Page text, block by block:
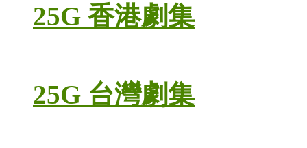
25G 香港劇集
25G 台灣劇集